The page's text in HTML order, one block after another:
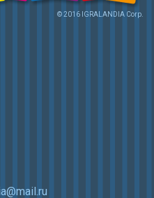
© 2016 IGRALANDIA Corp.